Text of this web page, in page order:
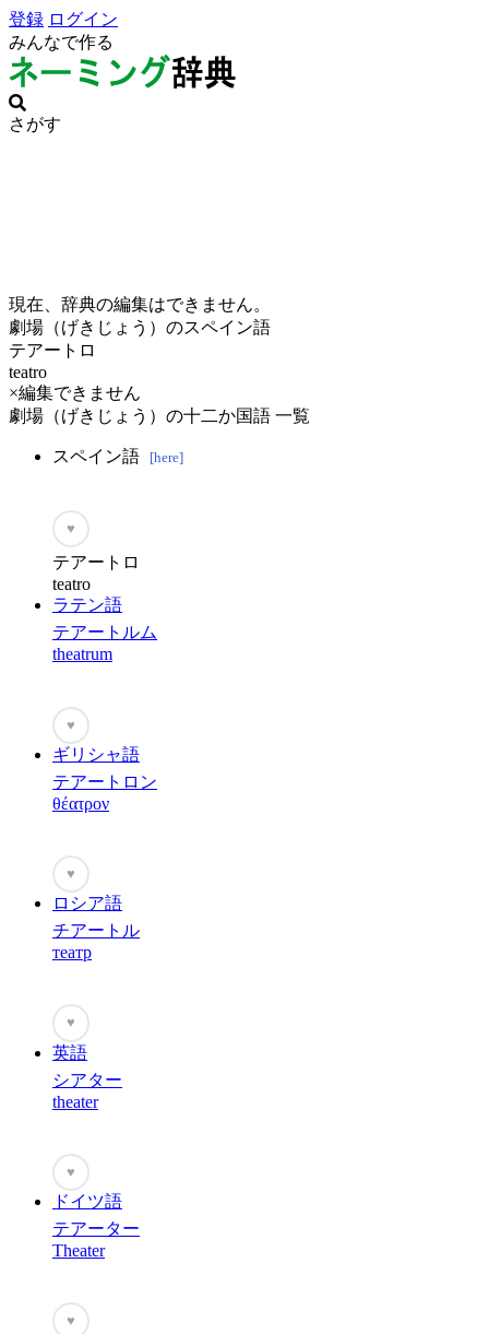
登録 ログイン
みんなで作る
さがす
現在、辞典の編集はできません。
劇場（げきじょう）のスペイン語
テアートロ
teatro
×編集できません
劇場（げきじょう）の十二か国語 一覧
スペイン語 [here]
♥
テアートロ
teatro
ラテン語
テアートルム
theatrum
♥
ギリシャ語
テアートロン
θέατρον
♥
ロシア語
チアートル
театр
♥
英語
シアター
theater
♥
ドイツ語
テアーター
Theater
♥